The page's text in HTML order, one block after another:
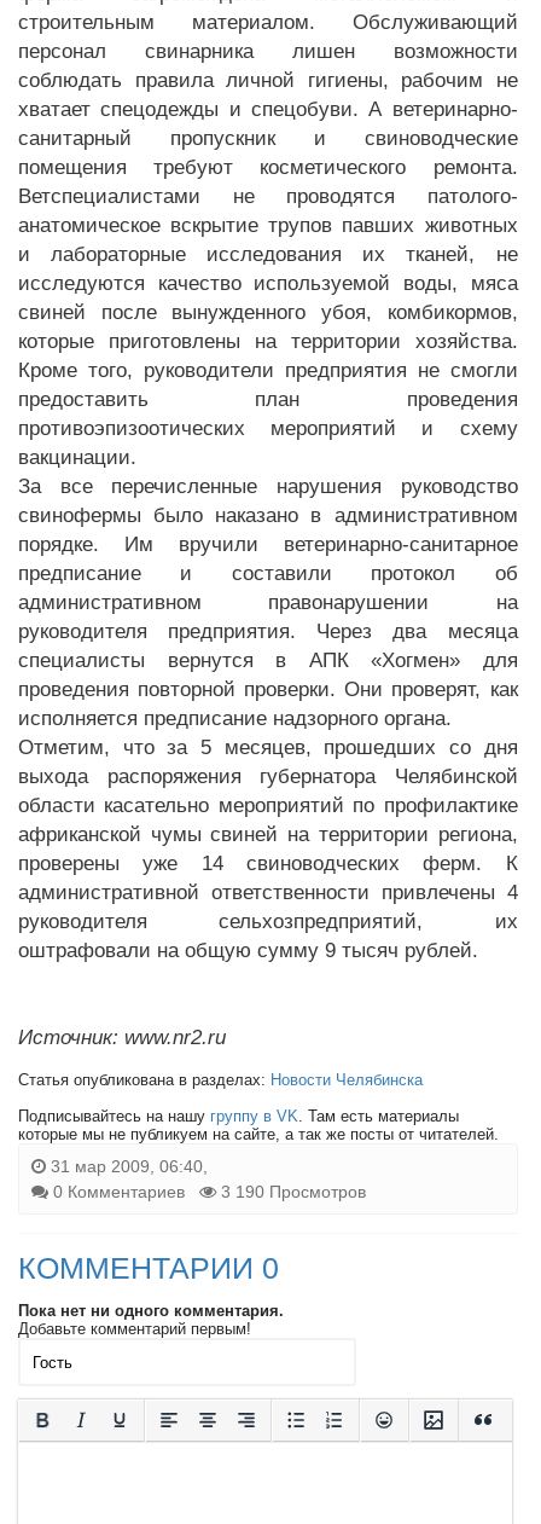
строительным материалом. Обслуживающий
персонал свинарника лишен возможности
соблюдать правила личной гигиены, рабочим не
хватает спецодежды и спецобуви. А ветеринарно-
санитарный пропускник и свиноводческие
помещения требуют косметического ремонта.
Ветспециалистами не проводятся патолого-
анатомическое вскрытие трупов павших животных
и лабораторные исследования их тканей, не
исследуются качество используемой воды, мяса
свиней после вынужденного убоя, комбикормов,
которые приготовлены на территории хозяйства.
Кроме того, руководители предприятия не смогли
предоставить план проведения
противоэпизоотических мероприятий и схему
вакцинации.
За все перечисленные нарушения руководство
свинофермы было наказано в административном
порядке. Им вручили ветеринарно-санитарное
предписание и составили протокол об
административном правонарушении на
руководителя предприятия. Через два месяца
специалисты вернутся в АПК «Хогмен» для
проведения повторной проверки. Они проверят, как
исполняется предписание надзорного органа.
Отметим, что за 5 месяцев, прошедших со дня
выхода распоряжения губернатора Челябинской
области касательно мероприятий по профилактике
африканской чумы свиней на территории региона,
проверены уже 14 свиноводческих ферм. К
административной ответственности привлечены 4
руководителя сельхозпредприятий, их
оштрафовали на общую сумму 9 тысяч рублей.
Источник: www.nr2.ru
Статья опубликована в разделах: Новости Челябинска
Подписывайтесь на нашу группу в VK. Там есть материалы
которые мы не публикуем на сайте, а так же посты от читателей.
31 мар 2009, 06:40,
0 Комментариев
3 190 Просмотров
КОММЕНТАРИИ 0
Пока нет ни одного комментария.
Добавьте комментарий первым!